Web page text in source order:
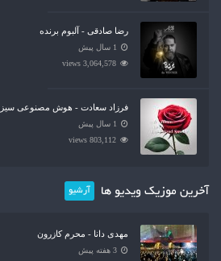
رضا صادقی - آلبوم برنده
1 سال پیش
3,064,578 views
فرزاد سعادت - هوش مصنوعی
1 سال پیش
803,112 views
آخرین موزیک ویدیو ها آرشیو
مهدی دانا - محرم کازرون
3 هفته پیش